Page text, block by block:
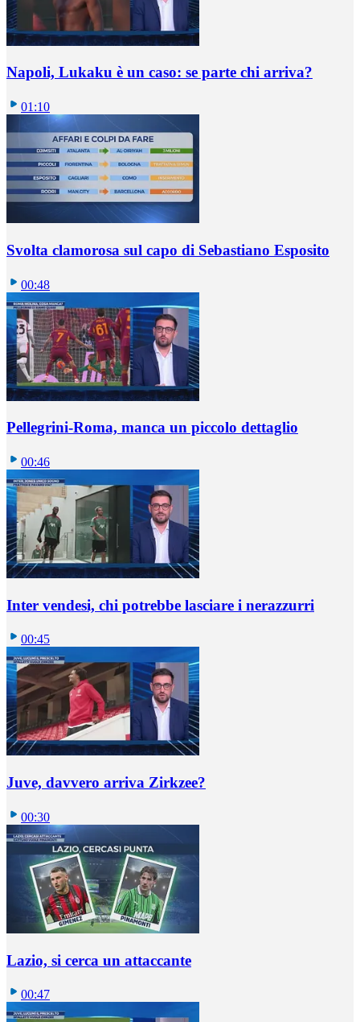
Napoli, Lukaku è un caso: se parte chi arriva?
01:10
Svolta clamorosa sul capo di Sebastiano Esposito
00:48
Pellegrini-Roma, manca un piccolo dettaglio
00:46
Inter vendesi, chi potrebbe lasciare i nerazzurri
00:45
Juve, davvero arriva Zirkzee?
00:30
Lazio, si cerca un attaccante
00:47